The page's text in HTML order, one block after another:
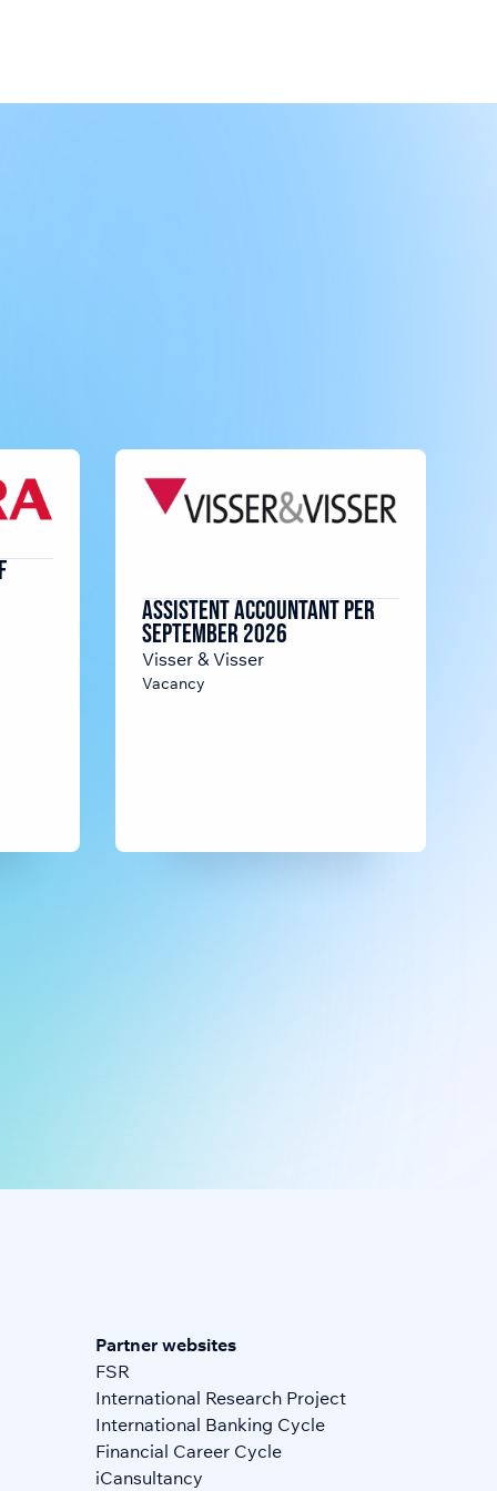
Assistent Accountant per
september 2026
Visser & Visser
Vacancy
Partner websites
FSR
International Research Project
International Banking Cycle
Financial Career Cycle
iCansultancy